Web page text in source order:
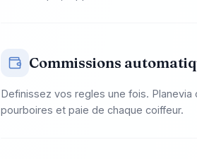
Commissions
Definissez vos regles une fois. Planevia
pourboires et paie de chaque coiffeur.